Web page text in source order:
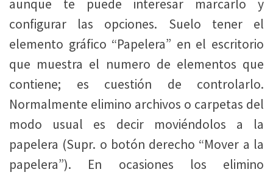
aunque te puede interesar marcarlo y
configurar las opciones. Suelo tener el
elemento gráfico “Papelera” en el escritorio
que muestra el numero de elementos que
contiene; es cuestión de controlarlo.
Normalmente elimino archivos o carpetas del
modo usual es decir moviéndolos a la
papelera (Supr. o botón derecho “Mover a la
papelera”). En ocasiones los elimino